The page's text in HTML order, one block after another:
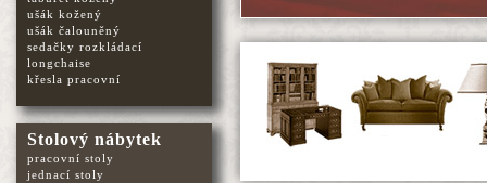
ušák kožený
ušák čalouněný
sedačky rozkládací
longchaise
křesla pracovní
Stolový nábytek
pracovní stoly
jednací stoly